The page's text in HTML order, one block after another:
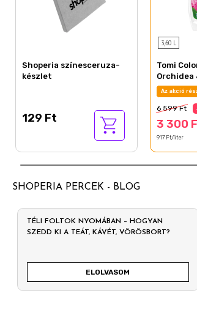
Shoperia színesceruza-
készlet
129 Ft
3,60 L
Tomi
Orchidea
Olaj
80 mosás
Az akció
6 599 Ft
3 300
917 Ft/liter
SHOPERIA PERCEK - BLOG
TÉLI FOLTOK NYOMÁBAN – HOGYAN
SZEDD KI A TEÁT, KÁVÉT, VÖRÖSBORT?
ELOLVASOM